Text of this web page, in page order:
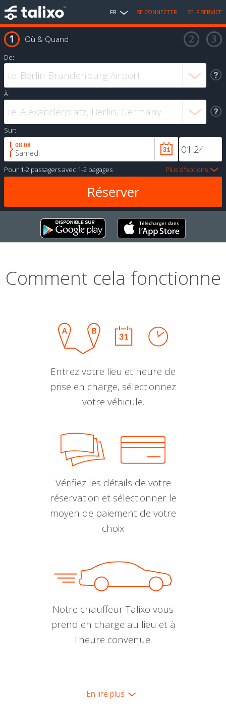
FR SE CONNECTER SELF SERVICE
Où & Quand
De:
À:
Sur:
08.08
Samedi
Pour 1-2 passagersavec 1-2 bagages Plus d'options
Comment cela fonctionne
Entrez votre lieu et heure de
prise en charge, sélectionnez
votre véhicule.
Vérifiez les détails de votre
réservation et sélectionner le
moyen de paiement de votre
choix
Notre chauffeur Talixo vous
prend en charge au lieu et à
l'heure convenue.
En lire plus